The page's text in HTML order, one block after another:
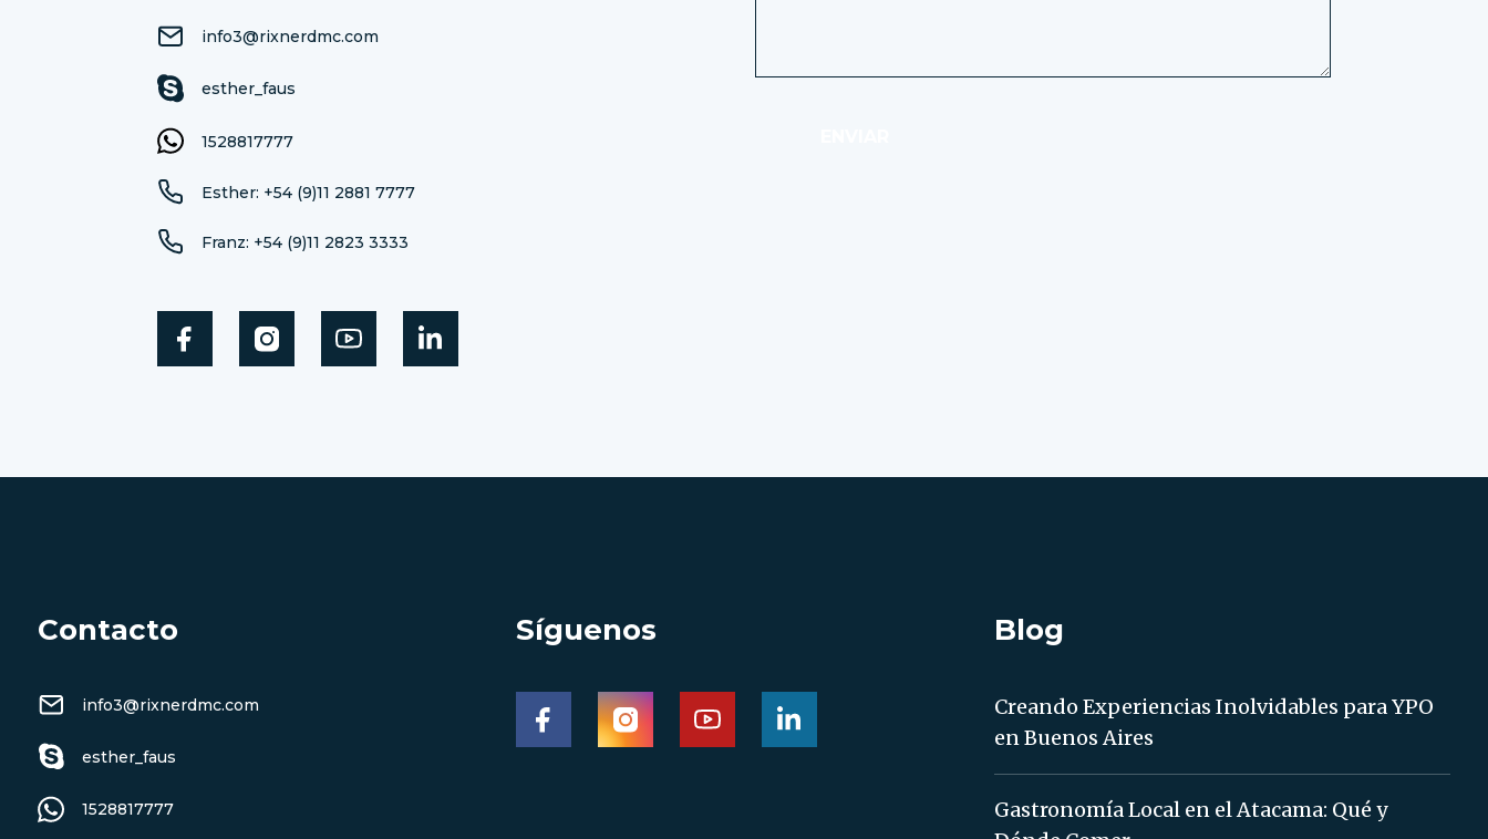
info3@rixnerdmc.com
esther_faus
1528817777
Esther: +54 (9)11 2881 7777
Franz: +54 (9)11 2823 3333
Contacto
info3@rixnerdmc.com
esther_faus
1528817777
Síguenos Blog
Creando Experiencias Inolvidables para YPO
en Buenos Aires
Gastronomía Local en el Atacama: Qué y